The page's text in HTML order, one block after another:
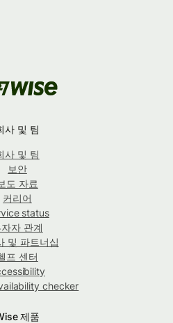
사 및 팀
사 및 팀
보안
도 자료
커리어
status
자 관계
및 파트너십
프 센터
checker
제품